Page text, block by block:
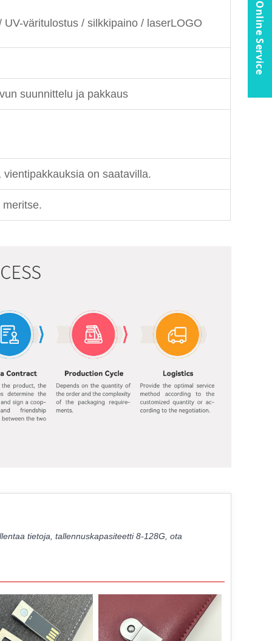
väritulostus / silkkipaino / laserLOGO
suunnittelu ja pakkaus
on saatavilla.
tietoja, tallennuskapasiteetti 8-128G, ota
Online Service